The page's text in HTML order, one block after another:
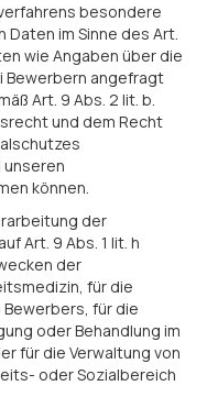
besondere
im Sinne des Art.
wie Angaben über die
angefragt
Art. 9 Abs. 2 lit. b.
und dem Recht
können.
der
Art. 9 Abs. 1 lit. h
der
für die
für die
oder Behandlung im
für die Verwaltung von
oder Sozialbereich